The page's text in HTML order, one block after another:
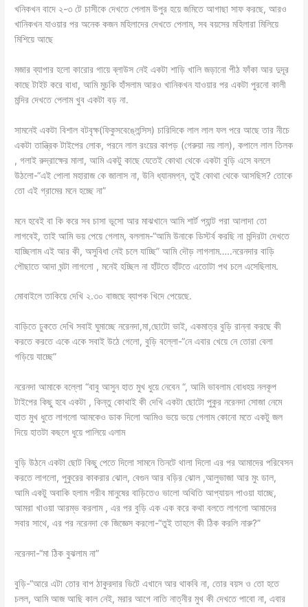
খনিকখন বাদে ২-৩ টে চাসীকে দেখতে পেলাম উপুর হয়ে জমিতে আগাছা সাফ করছে, আরও
খানিকখন যাওয়ার পর অনেক কজন মহিলাদের দেখতে পেলাম, সব বয়সের মহিলারা মিলিয়ে
মিশিয়ে আছে
মজার ব্যাপার হলো কারোর গায়ে ব্লাউস নেই একটা শাড়ি খালি জড়ানো পীঠ ফাঁকা আর দুদূর
কাছে টাইট করে বাধা, আমি মুচকি হাঁসলাম আরও খানিকখন যাওয়ার পর একটা পুরনো কালী
মন্দির দেখতে পেলাম খুব একটা বড় না.
সামনেই একটা বিশাল বটবৃক্ষ(ফিকুসবেঙ্লেন্সিস) চারিদিকে লাল লাল ফল পরে আছে তার নীচে
একটা তান্ত্রিক টাইপের লোক, পরনে লাল রংয়ের কাপড় (গেরুয়া নয় লাল), কপালে লাল তিলক
, গলাই রুদ্রাক্ষের মালা, আমি একটু কাছে যেতেই কোথা থেকে একটা বুড়ি এসে বললে
উঠলো-“এই পোলা মহারাজ কে জালাস না, উনি ধ্যানমগ্ন, তুই কোথা থেকে আসছিস? তোকে
তো এই গ্রামের মনে হচ্ছে না”
মনে হবেই বা কি করে সব চাসা ভূসো আর মাঝখানে আমি শার্ট প্যান্ট পরা আলাদা তো
লাগবেই, তাই আমি ভয় পেয়ে গেলাম, বললাম-“আমি উনাকে ডিস্টর্ব করছি না মন্দিরটা দেখতে
যাচ্ছিলাম এই আর কী, অসুবিধা নেই চলে যাচ্ছি” আমি দৌড় লাগলাম…..নরেনদার বাড়ি
পৌছাতে আদা ঘন্টা লাগলো , মনেই হচ্ছিল না হাঁটতে হাঁটতে এতোটা পথ চলে এসেছিলাম.
মোবাইলে তাকিয়ে দেখি ২.৩০ বাজছে ব্যাপক খিদে পেয়েছে.
বাড়িতে ঢুকতে দেখি সবাই ঘুমাচ্ছে নরেনদা,মা,ছোটো ভাই, একমাত্র বুড়ি রান্না করছে কী
করতে করতে একে একে সবাই উঠে গেলো, বুড়ি বল্লো-“নে এবার খেয়ে নে তোরা বেলা
গড়িয়ে যাচ্ছে”
নরেনদা আমাকে বল্লো “বাবু আসুন হাত মুখ ধুয়ে নেবেন “, আমি ভাবলাম বোধহয় নলকূপ
টাইপের কিছু হবে একটা , কিন্তু কোথাই কী দেখি একটা ছোটো পুকুর নরেনদা সোজা নেমে
হাত মুখ ধুতে লাগলো আমকেও ডাক দিলো আমিও ভয়ে ভয়ে গেলাম কোনো মতে একটু জল
দিয়ে হাতটা কছলে ধুয়ে পালিয়ে এলাম
বুড়ি উঠনে একটা ছোট কিছু পেতে দিলো সামনে তিনটে থালা দিলো এর পর আমাদের পরিবেসন
করতে লাগলো, পুকুরের কাকরার ঝোল, বেগুন আর বড়ির ঝোল ,আলুভাজা আর মুং ডাল,
আমি একটু অবাকি হলাম গরীব মানুষের বাড়িতেও ভালো অথিতি আপ্যায়ন পাওয়া যাচ্ছে,
আমরা খাওয়া আরম্ভ করলাম , এর পর বুড়ি এক এক করে কথা বলতে লাগলো আমাদের
সবার সাথে, এর পর নরেনদা কে জিজ্ঞেস করলো-“তুই তাহলে কী ঠিক করলি নারু?”
নরেনদা-“মা ঠিক বুঝলাম না”
বুড়ি-“আরে এটা তোর বাপ ঠাকুরদার ভিটে এখানে আর থাকবি না, তোর বয়স ও তো হতে
চলল, আমি আজ আছি কাল নেই, মরার আগে নাতি নাত্নীর মুখ কী দেখতে পাবো না, এবার